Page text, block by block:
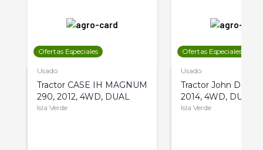
Ofertas Especiales
Usado
Tractor CASE IH MAGNUM
290, 2012, 4WD, DUAL
Isla Verde
Ofertas Especiales
Usado
Tractor John Deere
2014, 4WD, DUAL
Isla Verde